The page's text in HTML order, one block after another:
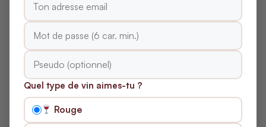
Abona : L’essence des
millésimes blancs de
Tenerife
L’exploration desmillésimes des vins blancs
d’Abona, au cœur de Tenerife dans les Îles
Quel type de vin aimes-tu ?
Rouge